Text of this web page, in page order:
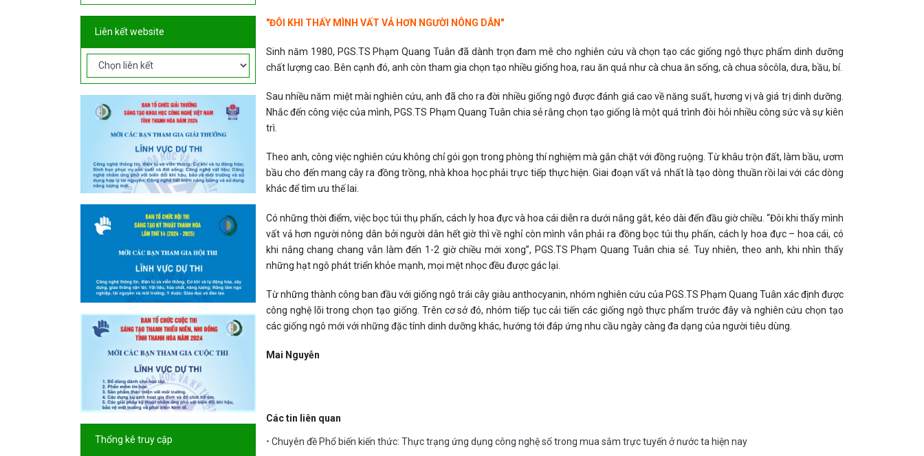
Liên kết website
Thống kê truy cập
"ĐÔI KHI THẤY MÌNH VẤT VẢ HƠN NGƯỜI NÔNG DÂN"
Sinh năm 1980, PGS.TS Phạm Quang Tuân đã dành trọn đam mê cho nghiên cứu và chọn tạo các giống ngô thực phẩm dinh dưỡng
chất lượng cao. Bên cạnh đó, anh còn tham gia chọn tạo nhiều giống hoa, rau ăn quả như cà chua ăn sống, cà chua sôcôla, dưa, bầu, bí.
Sau nhiều năm miệt mài nghiên cứu, anh đã cho ra đời nhiều giống ngô được đánh giá cao về năng suất, hương vị và giá trị dinh dưỡng.
Nhắc đến công việc của mình, PGS.TS Phạm Quang Tuân chia sẻ rằng chọn tạo giống là một quá trình đòi hỏi nhiều công sức và sự kiên
trì.
Theo anh, công việc nghiên cứu không chỉ gói gọn trong phòng thí nghiệm mà gắn chặt với đồng ruộng. Từ khâu trộn đất, làm bầu, ươm
bầu cho đến mang cây ra đồng trồng, nhà khoa học phải trực tiếp thực hiện. Giai đoạn vất vả nhất là tạo dòng thuần rồi lai với các dòng
khác để tìm ưu thế lai.
Có những thời điểm, việc bọc túi thụ phấn, cách ly hoa đực và hoa cái diễn ra dưới nắng gắt, kéo dài đến đầu giờ chiều. “Đôi khi thấy mình
vất vả hơn người nông dân bởi người dân hết giờ thì về nghỉ còn mình vẫn phải ra đồng bọc túi thụ phấn, cách ly hoa đực – hoa cái, có
khi nắng chang chang vẫn làm đến 1-2 giờ chiều mới xong”, PGS.TS Phạm Quang Tuân chia sẻ. Tuy nhiên, theo anh, khi nhìn thấy
những hạt ngô phát triển khỏe mạnh, mọi mệt nhọc đều được gác lại.
Từ những thành công ban đầu với giống ngô trái cây giàu anthocyanin, nhóm nghiên cứu của PGS.TS Phạm Quang Tuân xác định được
công nghệ lõi trong chọn tạo giống. Trên cơ sở đó, nhóm tiếp tục cải tiến các giống ngô thực phẩm trước đây và nghiên cứu chọn tạo
các giống ngô mới với những đặc tính dinh dưỡng khác, hướng tới đáp ứng nhu cầu ngày càng đa dạng của người tiêu dùng.
Mai Nguyễn
Các tin liên quan
Chuyên đề Phổ biến kiến thức: Thực trạng ứng dụng công nghệ số trong mua sắm trực tuyến ở nước ta hiện nay